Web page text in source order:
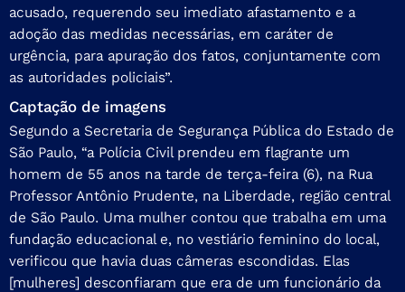
acusado, requerendo seu imediato afastamento e a
adoção das medidas necessárias, em caráter de
urgência, para apuração dos fatos, conjuntamente com
as autoridades policiais”.
Captação de imagens
Segundo a Secretaria de Segurança Pública do Estado de
São Paulo, “a Polícia Civil prendeu em flagrante um
homem de 55 anos na tarde de terça-feira (6), na Rua
Professor Antônio Prudente, na Liberdade, região central
de São Paulo. Uma mulher contou que trabalha em uma
fundação educacional e, no vestiário feminino do local,
verificou que havia duas câmeras escondidas. Elas
[mulheres] desconfiaram que era de um funcionário da